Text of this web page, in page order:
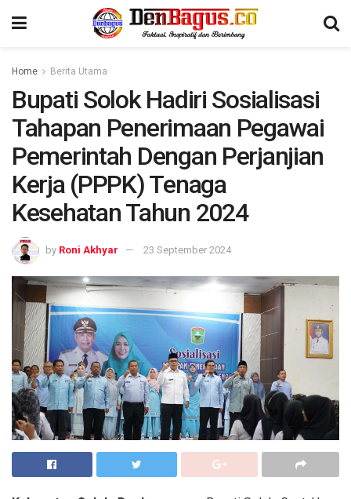
Home Berita Utama
Bupati Solok Hadiri Sosialisasi
Tahapan Penerimaan Pegawai
Pemerintah Dengan Perjanjian
Kerja (PPPK) Tenaga
Kesehatan Tahun 2024
by Roni Akhyar 23 September 2024